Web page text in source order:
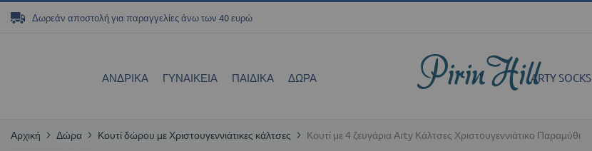
Δωρεάν αποστολή για παραγγελίες άνω των 40 ευρώστο
ΑΝΔΡΙΚΑ ΓΥΝΑΙΚΕΊΑ ΠΑΙΔΙΚΆ ΔΏΡΑ ARTY SOCKS
Αρχική Δώρα Κουτί δώρου με Χριστουγεννιάτικες κάλτσες
Κουτί με 4 ζευγάρια Arty Κάλτσες Χριστουγεννιάτικο Παραμύθι